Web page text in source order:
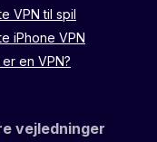
VPN til spil
iPhone VPN
en VPN?
vejledninger